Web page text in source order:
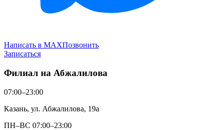
Написать в MAXПозвонить
Записаться
Филиал на Абжалилова
07:00–23:00
Казань, ул. Абжалилова, 19а
ПН–ВС 07:00–23:00